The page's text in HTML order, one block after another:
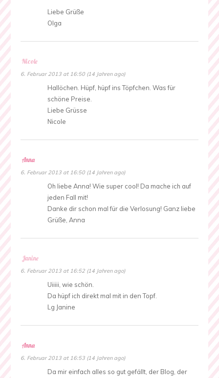
Liebe Grüße
Olga
Nicole
6. Februar 2013 at 16:50 (14 Jahren ago)
Hallöchen. Hüpf, hüpf ins Töpfchen. Was für
schöne Preise.
Liebe Grüsse
Nicole
Anna
6. Februar 2013 at 16:50 (14 Jahren ago)
Oh liebe Anna! Wie super cool! Da mache ich auf
jeden Fall mit!
Danke dir schon mal für die Verlosung! Ganz liebe
Grüße, Anna
Janine
6. Februar 2013 at 16:52 (14 Jahren ago)
Uiiiii, wie schön.
Da hüpf ich direkt mal mit in den Topf.
Lg Janine
Anna
6. Februar 2013 at 16:53 (14 Jahren ago)
Da mir einfach alles so gut gefällt, der Blog, der